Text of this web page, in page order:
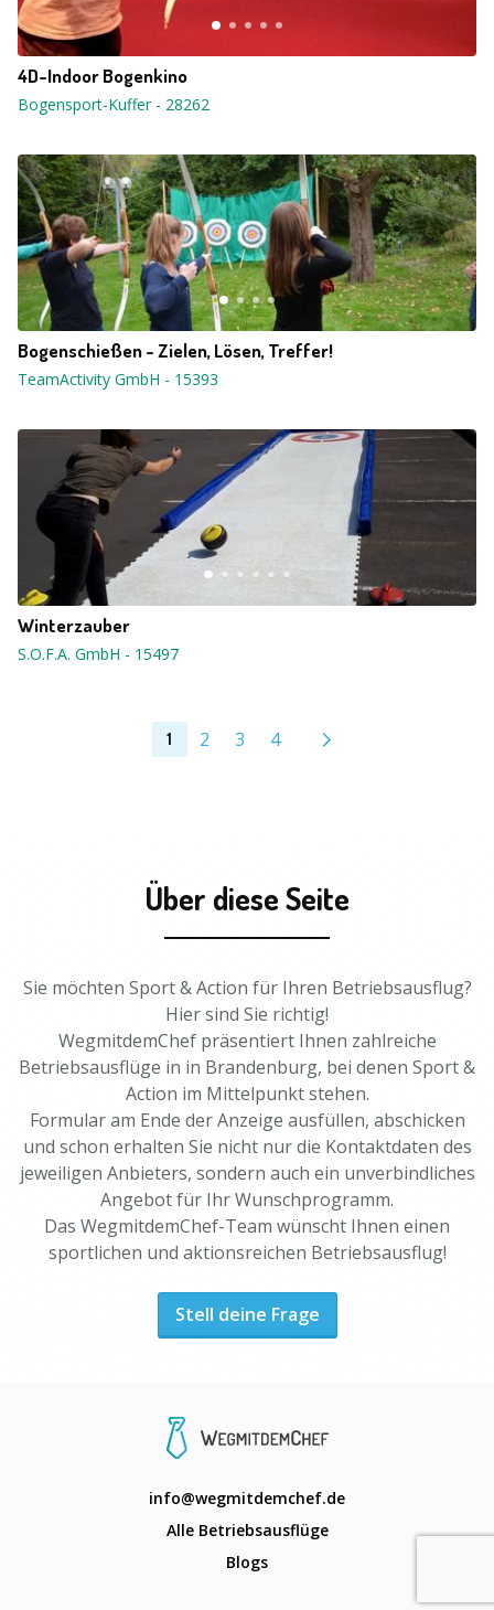
4D-Indoor Bogenkino
Bogensport-Kuffer- 28262
Bogenschießen - Zielen, Lösen, Treffer!
TeamActivity GmbH - 15393
Winterzauber
S.O.F.A. GmbH - 15497
1 2 3 4
Über diese Seite
Sie möchten Sport & Action für Ihren Betriebsausflug?
Hier sind Sie richtig!
WegmitdemChef präsentiert Ihnen zahlreiche
Betriebsausflüge in in Brandenburg, bei denen Sport &
Action im Mittelpunkt stehen.
Formular am Ende der Anzeige ausfüllen, abschicken
und schon erhalten Sie nicht nur die Kontaktdaten des
jeweiligen Anbieters, sondern auch ein unverbindliches
Angebot für Ihr Wunschprogramm.
Das WegmitdemChef-Team wünscht Ihnen einen
sportlichen und aktionsreichen Betriebsausflug!
Stell deine Frage
info@wegmitdemchef.de
Alle Betriebsausflüge
Blogs